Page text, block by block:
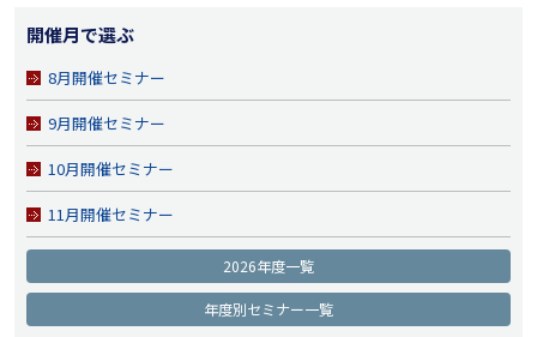
開催月で選ぶ
8月開催セミナー
9月開催セミナー
10月開催セミナー
11月開催セミナー
2026年度一覧
年度別セミナー一覧